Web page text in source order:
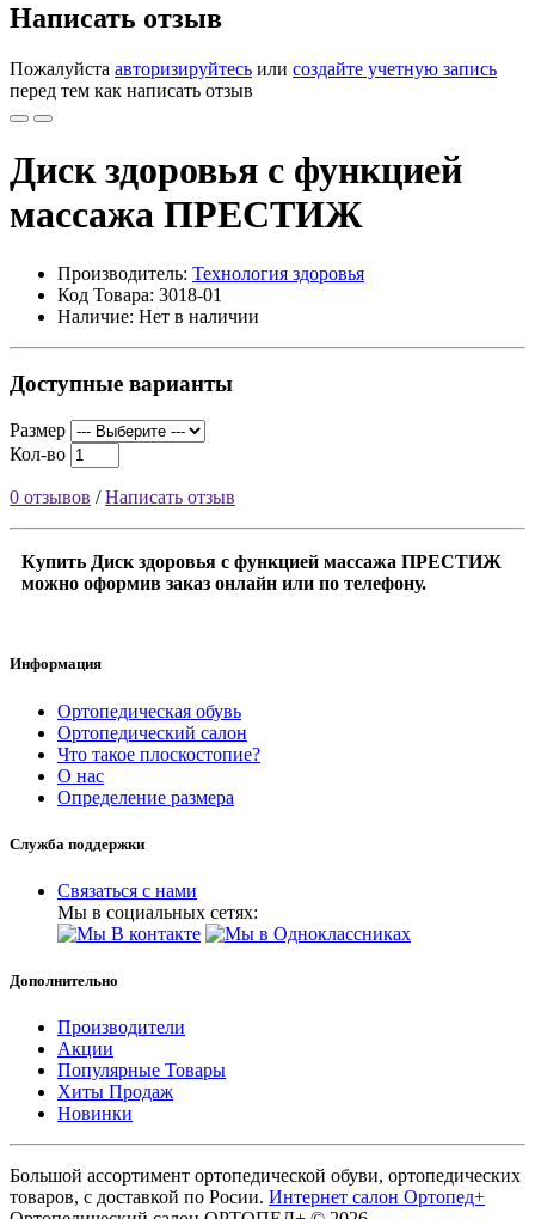
Написать отзыв
Пожалуйста авторизируйтесь или создайте учетную запись
перед тем как написать отзыв
Диск здоровья с функцией
массажа ПРЕСТИЖ
Производитель: Технология здоровья
Код Товара: 3018-01
Наличие: Нет в наличии
Доступные варианты
Размер
Кол-во
0 отзывов /Написать отзыв
Купить Диск здоровья с функцией массажа ПРЕСТИЖ
можно оформив заказ онлайн или по телефону.
Информация
Ортопедическая обувь
Ортопедический салон
Что такое плоскостопие?
О нас
Определение размера
Служба поддержки
Связаться с нами
Мы в социальных сетях:
Дополнительно
Производители
Акции
Популярные Товары
Хиты Продаж
Новинки
Большой ассортимент ортопедической обуви, ортопедических
товаров, с доставкой по Росии. Интернет салон Ортопед+